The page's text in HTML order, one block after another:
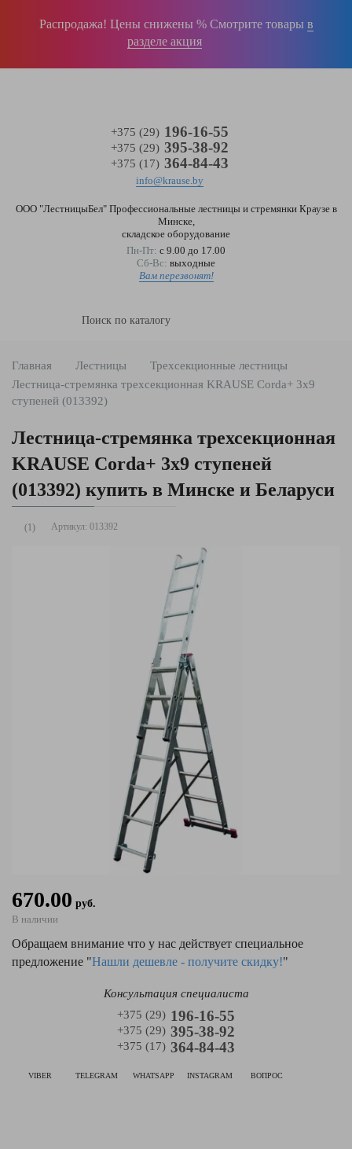
+375 (29) 196-16-55
+375 (29) 395-38-92
+375 (17) 364-84-43
info@krause.by
ООО "ЛестницыБел" Профессиональные лестницы и стремянки Краузе в
Минске,
складское оборудование
Пн-Пт: с 9.00 до 17.00
Сб-Вс: выходные
Вам перезвонят!
Главная Лестницы
Трехсекционные лестницы
Лестница-стремянка трехсекционная KRAUSE Corda+ 3x9
ступеней (013392)
Лестница-стремянка трехсекционная
KRAUSE Corda+ 3x9 ступеней
(013392) купить в Минске и Беларуси
(1) Артикул: 013392
670.00 руб.
В наличии
Обращаем внимание что у нас действует специальное
предложение "Нашли дешевле - получите скидку!"
Консультация специалиста
+375 (29) 196-16-55
+375 (29) 395-38-92
+375 (17) 364-84-43
VIBER TELEGRAM WHATSAPP INSTAGRAM ВОПРОС
Распродажа! Цены снижены % Смотрите товары в
разделе акция